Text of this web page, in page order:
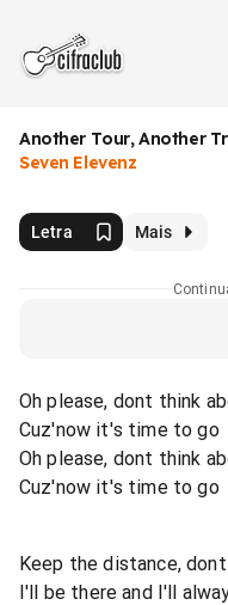
Another Tour, Another
Seven Elevenz
Letra Mais
Oh please, dont think
Cuz'now it's time to go
Oh please, dont think
Cuz'now it's time to go
Keep the distance,
I'll be there and I'll